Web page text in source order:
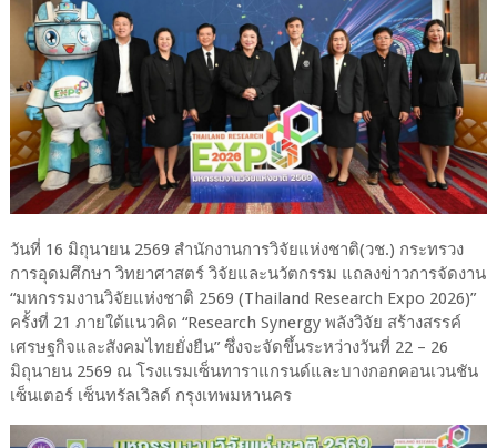
วันที่ 16 มิถุนายน 2569 สำนักงานการวิจัยแห่งชาติ(วช.) กระทรวง
การอุดมศึกษา วิทยาศาสตร์ วิจัยและนวัตกรรม แถลงข่าวการจัดงาน
“มหกรรมงานวิจัยแห่งชาติ 2569 (Thailand Research Expo 2026)”
ครั้งที่ 21 ภายใต้แนวคิด “Research Synergy พลังวิจัย สร้างสรรค์
เศรษฐกิจและสังคมไทยยั่งยืน” ซึ่งจะจัดขึ้นระหว่างวันที่ 22 – 26
มิถุนายน 2569 ณ โรงแรมเซ็นทาราแกรนด์และบางกอกคอนเวนชัน
เซ็นเตอร์ เซ็นทรัลเวิลด์ กรุงเทพมหานคร